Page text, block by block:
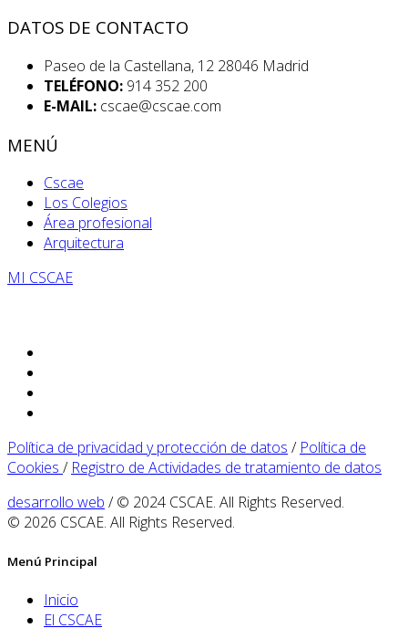
DATOS DE CONTACTO
Paseo de la Castellana, 12 28046 Madrid
TELÉFONO: 914 352 200
E-MAIL: cscae@cscae.com
MENÚ
Cscae
Los Colegios
Área profesional
Arquitectura
MI CSCAE
Política de privacidad y protección de datos / Política de
Cookies / Registro de Actividades de tratamiento de datos
desarrollo web / © 2024 CSCAE. All Rights Reserved.
© 2026 CSCAE. All Rights Reserved.
Menú Principal
Inicio
El CSCAE